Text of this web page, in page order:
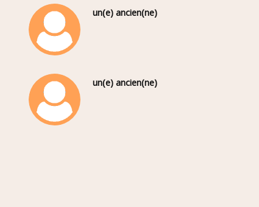
un(e) ancien(ne)
un(e) ancien(ne)